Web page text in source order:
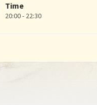
Time
20:00 - 22:30